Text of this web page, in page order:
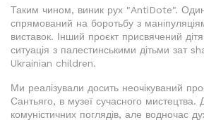
Таким чином, виник рух "AntiDote". Один
спрямований на боротьбу з
виставок. Інший проєкт присвячений
ситуація з палестинськими дітьми зат
Ukrainian children.
Ми реалізували досить неочікуваний
Сантьяго, в музеї сучасного мистецтва.
комуністичних поглядів, але водночас